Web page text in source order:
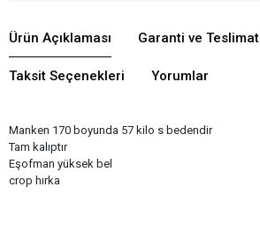
Ürün Açıklaması Garanti ve Teslimat
Taksit Seçenekleri Yorumlar
Manken 170 boyunda 57 kilo s bedendir
Tam kalıptır
Eşofman yüksek bel
crop hırka